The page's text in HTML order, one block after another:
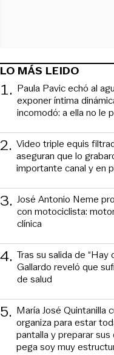
LO MÁS LEIDO
1. Paula Pavic echó al
exponer íntima
incomodó: a ella no le
2. Video triple equis
aseguran que lo
importante canal y en
3. José Antonio Neme
con motociclista:
clínica
4. Tras su salida de “Hay
Gallardo reveló que
de salud
5. María José Quintanilla
organiza para estar
pantalla y preparar sus
pega soy muy